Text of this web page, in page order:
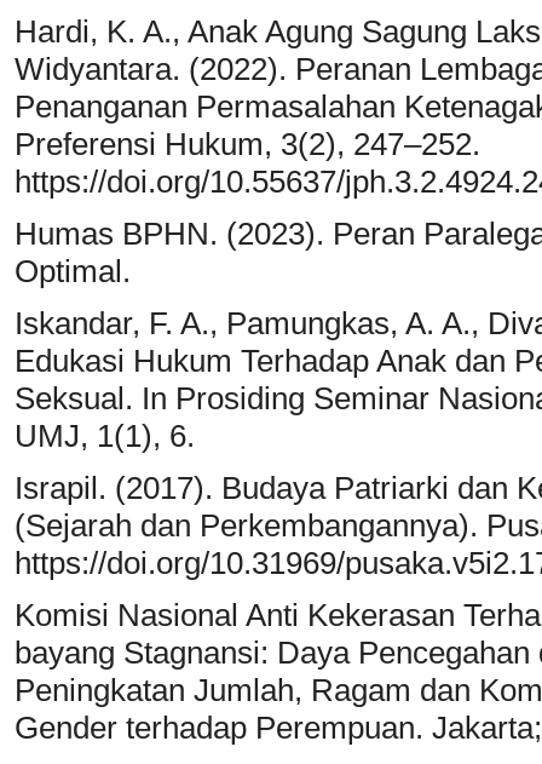
Hardi, K. A., Anak Agung Sagung
Widyantara. (2022). Peranan
Penanganan Permasalahan
Preferensi Hukum, 3(2), 247–252.
https://doi.org/10.55637/
Humas BPHN. (2023). Peran
Optimal.
Iskandar, F. A., Pamungkas, A. A.,
Edukasi Hukum Terhadap Anak dan
Seksual. In Prosiding Seminar
UMJ, 1(1), 6.
Israpil. (2017). Budaya Patriarki dan
(Sejarah dan Perkembangannya).
https://doi.org/10.31969/
Komisi Nasional Anti Kekerasan
bayang Stagnansi: Daya
Peningkatan Jumlah, Ragam dan
Gender terhadap Perempuan.